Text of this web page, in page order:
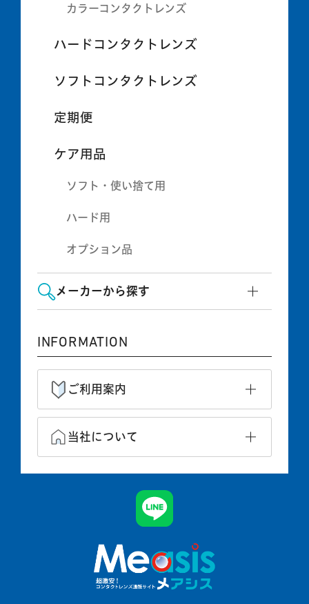
カラーコンタクトレンズ
ハードコンタクトレンズ
ソフトコンタクトレンズ
定期便
ケア用品
ソフト・使い捨て用
ハード用
オプション品
メーカーから探す
INFORMATION
ご利用案内
当社について